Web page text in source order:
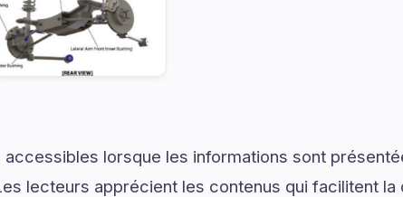
accessibles lorsque les informations sont
lecteurs apprécient les contenus qui facilitent la